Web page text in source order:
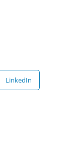
LinkedIn